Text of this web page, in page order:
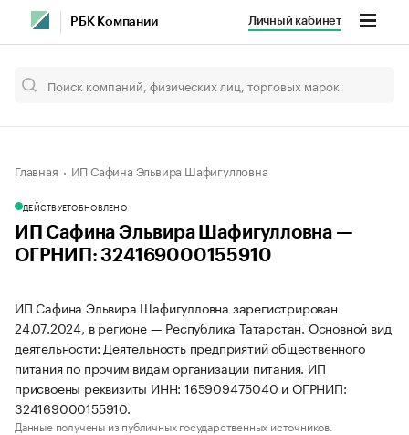
РБК Компании Личный кабинет
Главная ИП Сафина Эльвира Шафигулловна
ДЕЙСТВУЕТОБНОВЛЕНО
ИП Сафина Эльвира Шафигулловна —
ОГРНИП: 324169000155910
ИП Сафина Эльвира Шафигулловна зарегистрирован
24.07.2024, в регионе — Республика Татарстан. Основной вид
деятельности: Деятельность предприятий общественного
питания по прочим видам организации питания. ИП
присвоены реквизиты ИНН: 165909475040 и ОГРНИП:
324169000155910.
Данные получены из публичных государственных источников.